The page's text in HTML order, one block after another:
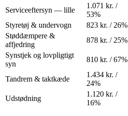
Serviceeftersyn — lille
1.071 kr. /
53%
Styretøj & undervogn 823 kr. / 26%
Støddæmpere &
affjedring
878 kr. / 25%
Synstjek og lovpligtigt
syn
810 kr. / 67%
Tandrem & taktkæde
1.434 kr. /
24%
Udstødning
1.120 kr. /
16%